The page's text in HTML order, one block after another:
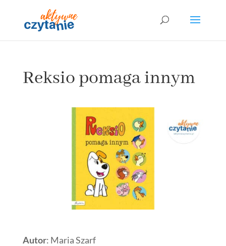
Reksio pomaga innym
Autor: Maria Szarf